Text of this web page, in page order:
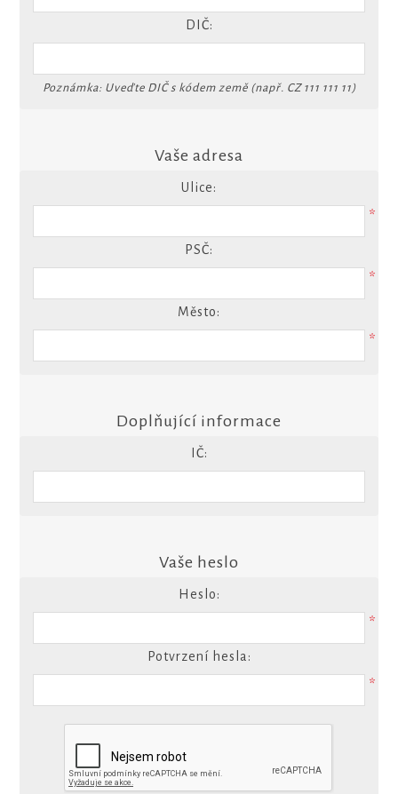
DIČ:
Poznámka: Uveďte DIČ s kódem země (např. CZ 111 111 11)
Vaše adresa
Ulice:
*
PSČ:
*
Město:
*
Doplňující informace
IČ:
Vaše heslo
Heslo:
*
Potvrzení hesla:
*